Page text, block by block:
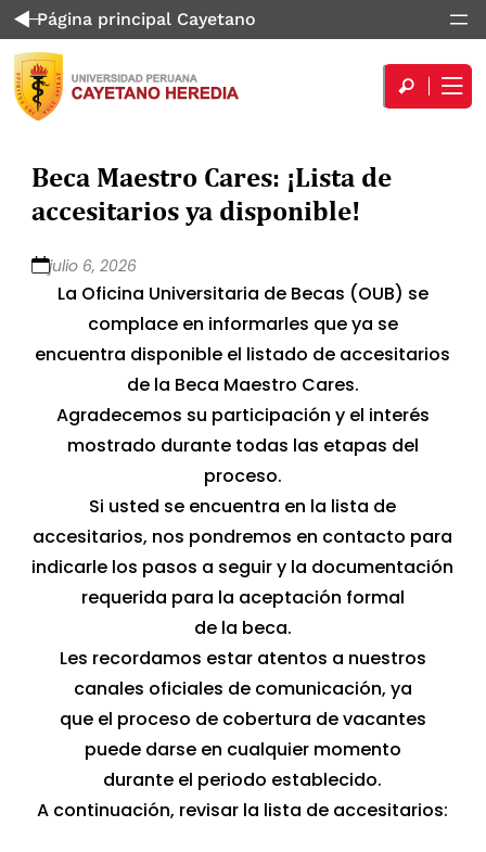
Página principal Cayetano
Beca Maestro Cares: ¡Lista de
accesitarios ya disponible!
julio 6, 2026
La Oficina Universitaria de Becas (OUB) se
complace en informarles que ya se
encuentra disponible el listado de accesitarios
de la Beca Maestro Cares.
Agradecemos su participación y el interés
mostrado durante todas las etapas del
proceso.
Si usted se encuentra en la lista de
accesitarios, nos pondremos en contacto para
indicarle los pasos a seguir y la documentación
requerida para la aceptación formal
de la beca.
Les recordamos estar atentos a nuestros
canales oficiales de comunicación, ya
que el proceso de cobertura de vacantes
puede darse en cualquier momento
durante el periodo establecido.
A continuación, revisar la lista de accesitarios: